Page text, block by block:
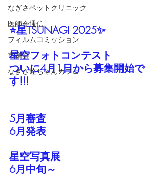
なぎさペットクリニック
医師会通信
フィルムコミッション
市議会
なぎさ達ちゃんカフェ
⭐星TSUNAGI 2025✨
星空フォトコンテスト
ついに4月1日から募集開始で
す!!!
5月審査
6月発表
星空写真展
6月中旬～